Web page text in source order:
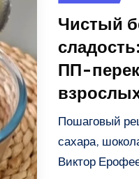
Чистый
ПП-
Пошаговый
сахара,
Виктор